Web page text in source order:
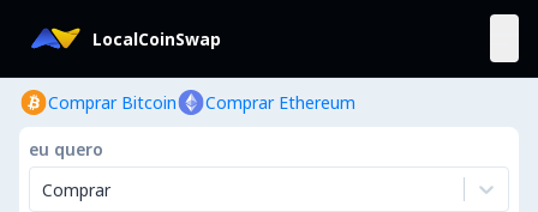
LocalCoinSwap
Comprar Bitcoin Comprar Ethereum
eu quero
Comprar